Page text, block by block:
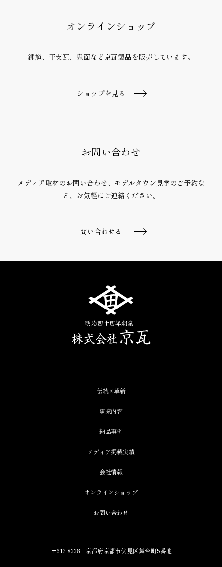
オンラインショップ
鍾馗、干支瓦、鬼面など京瓦製品を販売しています。
ショップを見る
お問い合わせ
メディア取材のお問い合わせ、モデルタウン見学のご予約な
ど、 お気軽にご連絡ください。
問い合わせる
伝統×革新
事業内容
納品事例
メディア掲載実績
会社情報
オンラインショップ
お問い合わせ
〒612-8338 京都府京都市伏見区舞台町5番地